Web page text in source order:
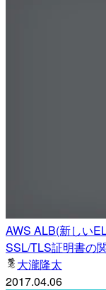
AWS ALB(新しい
SSL/TLS証明書の
大瀧隆太
2017.04.06